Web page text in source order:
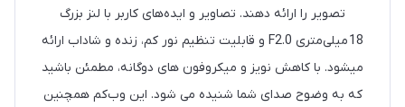
تصویر را ارائه دهند. تصاویر و ایده‌های کاربر با لنز بزرگ
18 میلی‌متری F2.0 و قابلیت تنظیم نور کم، زنده و شاداب ارائه
میشود. با کاهش نویز و میکروفون های دوگانه، مطمئن باشید
که به وضوح صدای شما شنیده می شود. این وب‌کم همچنین